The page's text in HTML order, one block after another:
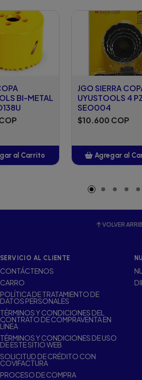
BI-METAL
al Carrito
JGO SIERRA
UYUSTOOLS 4
SEO004
$10.600 COP
Agregar al
VOLVER
SERVICIO AL CLIENTE
CONTÁCTENOS
CARRO
POLÍTICA DE TRATAMIENTO DE
DATOS PERSONALES
TÉRMINOS Y CONDICIONES DEL
CONTRATO DE COMPRAVENTA EN
LÍNEA
TÉRMINOS Y CONDICIONES DE USO
DE ESTE SITIO WEB
SOLICITUD DE CRÉDITO CON
COVIFACTURA
PROCESO DE COMPRA